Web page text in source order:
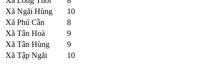
Xã Ngãi Hùng
10
Xã Phú Cần
8
Xã Tân Hoà
9
Xã Tân Hùng
9
Xã Tập Ngãi
10